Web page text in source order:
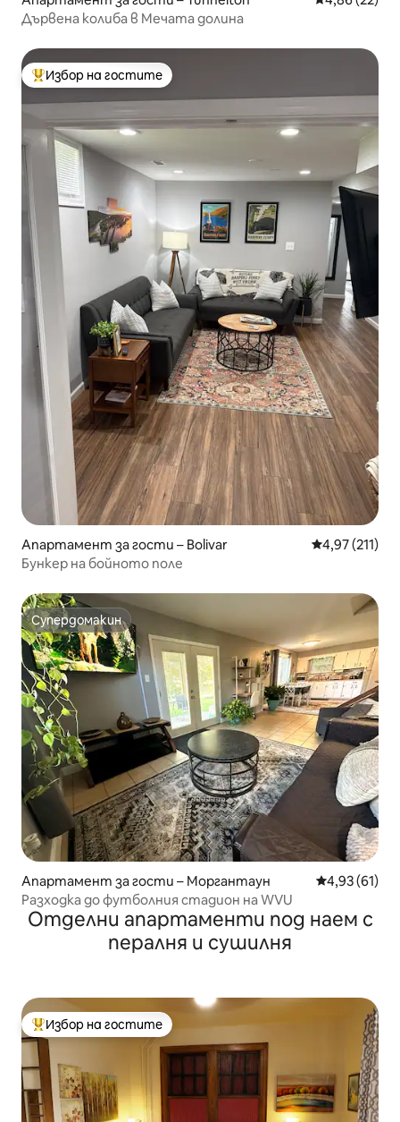
Дървена колиба в Мечата долина
Най-популярен избор на гостите
Избор на гостите
Апартамент за гости – Bolivar Средна
4,97 (211)
Бункер на бойното поле
Супердомакин
Супердомакин
Апартамент за гости – Моргантаун Средна
4,93 (61)
Разходка до футболния стадион на WVU
Отделни апартаменти под наем с
пералня и сушилня
Най-популярен избор на гостите
Избор на гостите